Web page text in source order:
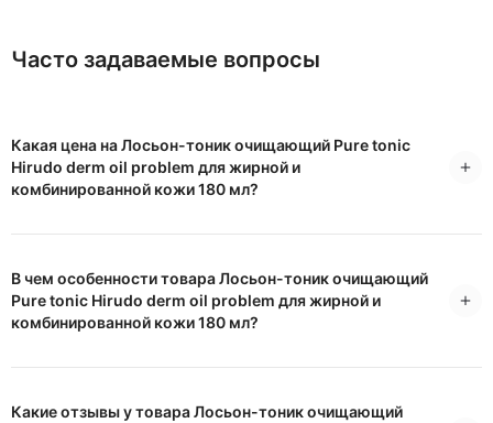
Часто задаваемые вопросы
Какая цена на Лосьон-тоник очищающий Pure tonic
Hirudo derm oil problem для жирной и
комбинированной кожи 180 мл?
В чем особенности товара Лосьон-тоник очищающий
Pure tonic Hirudo derm oil problem для жирной и
комбинированной кожи 180 мл?
Какие отзывы у товара Лосьон-тоник очищающий